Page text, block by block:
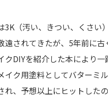
3K（汚い、きつい、くさい
遠されてきたが、5年前に
クDIYを紹介した本により
イク用塗料としてバターミ
れ、予想以上にヒットしたの